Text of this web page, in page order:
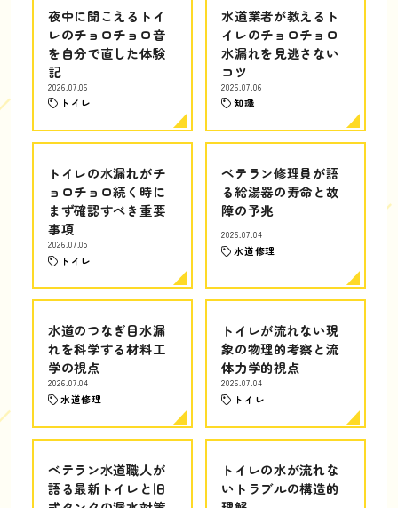
夜中に聞こえるトイ
レのチョロチョロ音
を自分で直した体験
記
2026.07.06
トイレ
水道業者が教えるト
イレのチョロチョロ
水漏れを見逃さない
コツ
2026.07.06
知識
トイレの水漏れがチ
ョロチョロ続く時に
まず確認すべき重要
事項
2026.07.05
トイレ
ベテラン修理員が語
る給湯器の寿命と故
障の予兆
2026.07.04
水道修理
水道のつなぎ目水漏
れを科学する材料工
学の視点
2026.07.04
水道修理
トイレが流れない現
象の物理的考察と流
体力学的視点
2026.07.04
トイレ
ベテラン水道職人が
語る最新トイレと旧
トイレの水が流れな
いトラブルの構造的